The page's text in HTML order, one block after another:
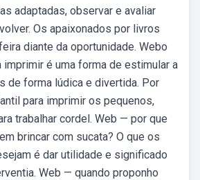
adaptadas, observar e avaliar
Os apaixonados por livros
diante da oportunidade. Webo
é uma forma de estimular a
de forma lúdica e divertida. Por
para imprimir os pequenos,
trabalhar cordel. Web — por que
brincar com sucata? O que os
é dar utilidade e significado
Web — quando proponho